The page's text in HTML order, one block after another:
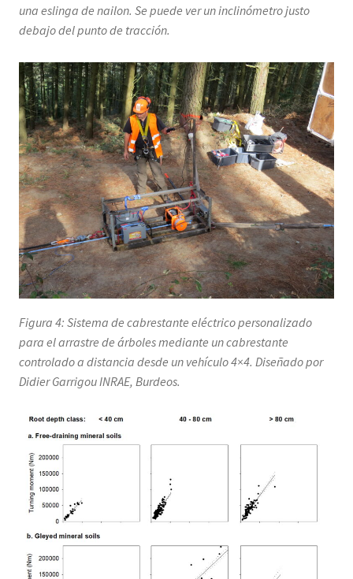
una eslinga de nailon. Se puede ver un inclinómetro justo
debajo del punto de tracción.
Figura 4: Sistema de cabrestante eléctrico personalizado
para el arrastre de árboles mediante un cabrestante
controlado a distancia desde un vehículo 4×4. Diseñado por
Didier Garrigou INRAE, Burdeos.